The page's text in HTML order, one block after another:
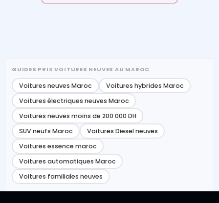
GUIDES PRIX VOITURES NEUVES AU MAROC
Voitures neuves Maroc
Voitures hybrides Maroc
Voitures électriques neuves Maroc
Voitures neuves moins de 200 000 DH
SUV neufs Maroc
Voitures Diesel neuves
Voitures essence maroc
Voitures automatiques Maroc
Voitures familiales neuves